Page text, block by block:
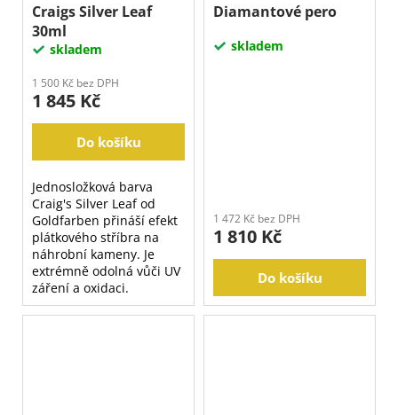
Craigs Silver Leaf
30ml
skladem
1 500 Kč bez DPH
1 845 Kč
Do košíku
Jednosložková barva
Craig's Silver Leaf od
Goldfarben přináší efekt
plátkového stříbra na
náhrobní kameny. Je
extrémně odolná vůči UV
záření a oxidaci.
Diamantové pero
skladem
1 472 Kč bez DPH
1 810 Kč
Do košíku